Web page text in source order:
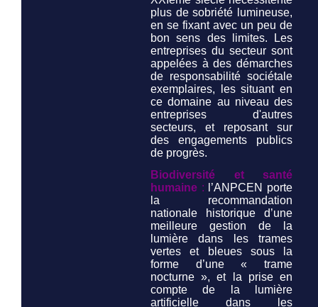
plus de sobriété lumineuse,
en se fixant avec un peu de
bon sens des limites. Les
entreprises du secteur sont
appelées à des démarches
de responsabilité sociétale
exemplaires, les situant en
ce domaine au niveau des
entreprises d'autres
secteurs, et reposant sur
des engagements publics
de progrès.
Biodiversité et santé
humaine : l’ANPCEN porte
la recommandation
nationale historique d’une
meilleure gestion de la
lumière dans les trames
vertes et bleues sous la
forme d’une « trame
nocturne », et la prise en
compte de la lumière
artificielle dans les